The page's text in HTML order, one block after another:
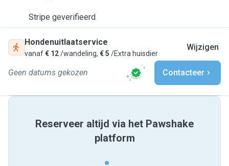
Stripe geverifieerd
Hondenuitlaatservice
vanaf€ 12/wandeling, € 5 /Extra huisdier
Wijzigen
Geen datums gekozen Contacteer
Reserveer altijd via het Pawshake
platform